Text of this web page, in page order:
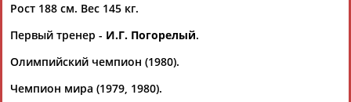
Флюра
АББАТЕ-
БУЛАТОВА
Татьяна
АББЯСОВА
АБДИКАРИМОВА
Рост 188 см. Вес 145 кг.
Первый тренер - И.Г. Погорелый.
Олимпийский чемпион (1980).
Чемпион мира (1979, 1980).